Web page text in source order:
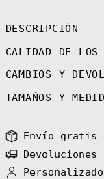
DESCRIPCIÓN
CALIDAD DE LOS
CAMBIOS Y
TAMAÑOS Y
Envío gratis
$)
Barbuda
€)
Armenia
դր.)
$)